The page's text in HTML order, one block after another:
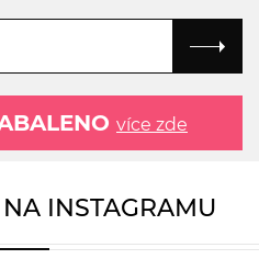
více zde
INSTAGRAMU